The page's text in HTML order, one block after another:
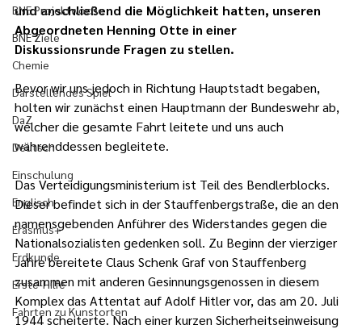
BNE Projektwoche
BNE Ziele
Chemie
Darstellendes Spiel
DaZ
Deutsch
Einschulung
Englisch
Erasmus+
Erdkunde
Erste-Hilfe
Fahrten zu Kunstorten
und anschließend die Möglichkeit hatten, unseren
Abgeordneten Henning Otte in einer
Diskussionsrunde Fragen zu stellen.
Bevor wir uns jedoch in Richtung Hauptstadt begaben,
holten wir zunächst einen Hauptmann der Bundeswehr ab,
welcher die gesamte Fahrt leitete und uns auch
währenddessen begleitete.
Das Verteidigungs­­ministerium ist Teil des Bendler­blocks.
Die­ser befin­det sich in der Stauffenbergstraße, die an den
namensgebenden Anführer des Wider­­standes gegen die
National­­­­­­­­sozialisten gedenken soll. Zu Beginn der vierziger
Jahre bereitete Claus Schenk Graf von Stauffenberg
zusammen mit anderen Gesinnungsgenossen in diesem
Komplex das Attentat auf Adolf Hitler vor, das am 20. Juli
1944 scheiterte. Nach einer kurzen Sicherheitseinweisung